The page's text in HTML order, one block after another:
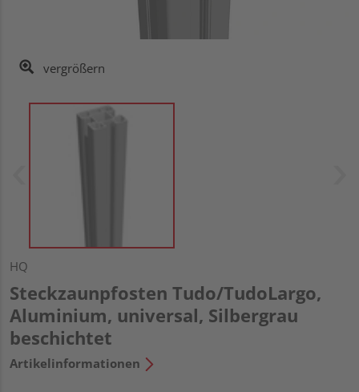
vergrößern
HQ
Steckzaunpfosten Tudo/TudoLargo,
Aluminium, universal, Silbergrau
beschichtet
Artikelinformationen